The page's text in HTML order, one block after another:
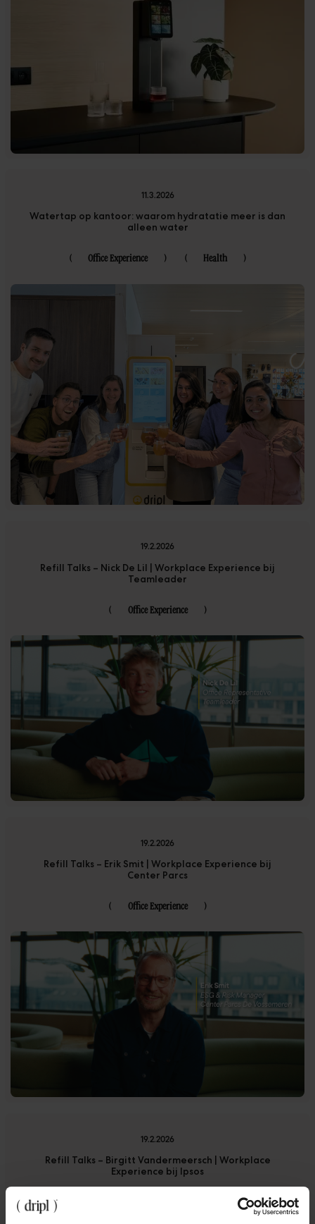
11.3.2026
Watertap op kantoor: waarom hydratatie meer is dan
alleen water
( Office Experience ) ( Health )
19.2.2026
Refill Talks – Nick De Lil | Workplace Experience bij
Teamleader
( Office Experience )
19.2.2026
Refill Talks – Erik Smit | Workplace Experience bij
Center Parcs
( Office Experience )
19.2.2026
Refill Talks – Birgitt Vandermeersch | Workplace
Experience bij Ipsos